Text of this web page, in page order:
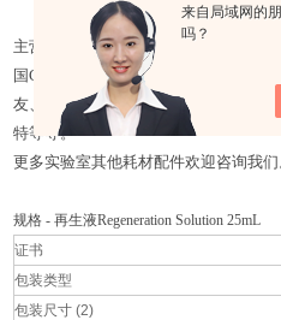
来自局域网的
吗？
主营代理品牌：安捷伦、美国PE、沃
国GE、美国伯乐、瑞士万通、梅特勒
友、ACE、默克、瑞斯泰克、爱马斯
特等等。
更多实验室其他耗材配件欢迎咨询我们
规格 - 再生液Regeneration Solution 25mL
证书
包装类型
包装尺寸 (2)